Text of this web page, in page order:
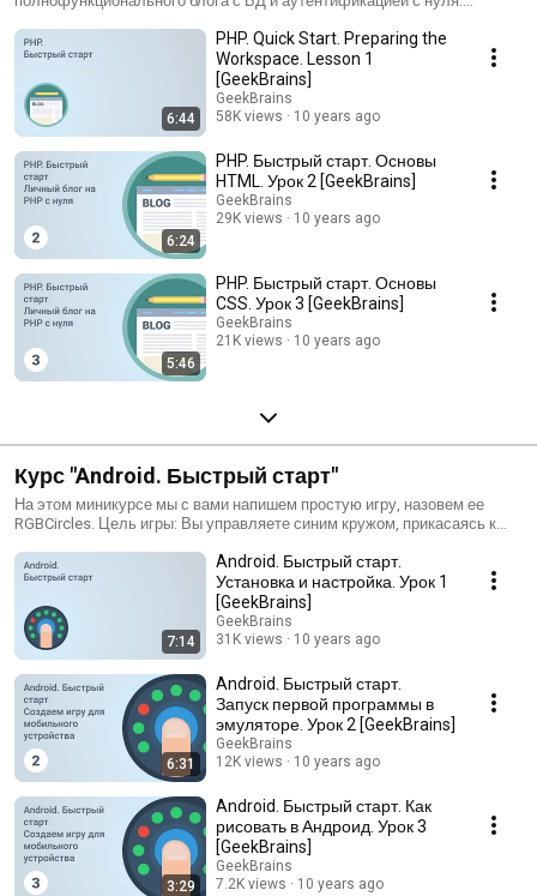
программирование, выполняя реальные кейсы! Минимум теории,
максимум практики.
6:44
PHP. Quick Start. Preparing the
Workspace. Lesson 1
[GeekBrains]
GeekBrains
58K views
10 years ago
6:24
PHP. Быстрый старт. Основы
HTML. Урок 2 [GeekBrains]
GeekBrains
29K views
10 years ago
5:46
PHP. Быстрый старт. Основы
CSS. Урок 3 [GeekBrains]
GeekBrains
21K views
10 years ago
Курс "Android. Быстрый старт"
На этом миникурсе мы с вами напишем простую игру, назовем ее
RGBCircles. Цель игры: Вы управляете синим кружом, прикасаясь к
двигаются, когда вы двигаетесь. Мир кружков замирает, когда вы не
прикасаетесь к экрану, и оживает, при прикосновении. Тактика, но с
возможностью паузы во время игры, для этого достаточно всего лишь
отвести палец от экрана. Круг, которым вы управляете,
увеличивается в размерах, когда вы съедаете зеленый кружок. Чем
больше ваш размер -- тем большее количество кружков вы можете
съесть. Требуемая подготовка: базовое знакомство с языком Java
(классы, методы, наследование, интерфейсы)
7:14
Android. Быстрый старт.
Установка и настройка. Урок 1
[GeekBrains]
GeekBrains
31K views
10 years ago
6:31
Android. Быстрый старт.
Запуск первой программы в
эмуляторе. Урок 2 [GeekBrains]
GeekBrains
12K views
10 years ago
3:29
Android. Быстрый старт. Как
рисовать в Андроид. Урок 3
[GeekBrains]
GeekBrains
7.2K views
10 years ago